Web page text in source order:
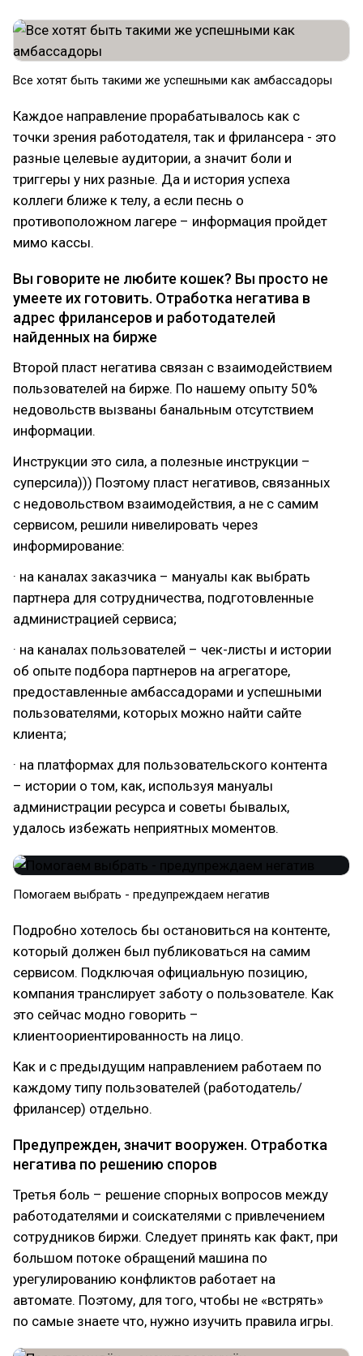
Все хотят быть такими же успешными как амбассадоры
Каждое направление прорабатывалось как с
точки зрения работодателя, так и фрилансера - это
разные целевые аудитории, а значит боли и
триггеры у них разные. Да и история успеха
коллеги ближе к телу, а если песнь о
противоположном лагере – информация пройдет
мимо кассы.
Вы говорите не любите кошек? Вы просто не
умеете их готовить. Отработка негатива в
адрес фрилансеров и работодателей
найденных на бирже
Второй пласт негатива связан с взаимодействием
пользователей на бирже. По нашему опыту 50%
недовольств вызваны банальным отсутствием
информации.
Инструкции это сила, а полезные инструкции –
суперсила))) Поэтому пласт негативов, связанных
с недовольством взаимодействия, а не с самим
сервисом, решили нивелировать через
информирование:
· на каналах заказчика – мануалы как выбрать
партнера для сотрудничества, подготовленные
администрацией сервиса;
· на каналах пользователей – чек-листы и истории
об опыте подбора партнеров на агрегаторе,
предоставленные амбассадорами и успешными
пользователями, которых можно найти сайте
клиента;
· на платформах для пользовательского контента
– истории о том, как, используя мануалы
администрации ресурса и советы бывалых,
удалось избежать неприятных моментов.
Помогаем выбрать - предупреждаем негатив
Подробно хотелось бы остановиться на контенте,
который должен был публиковаться на самим
сервисом. Подключая официальную позицию,
компания транслирует заботу о пользователе. Как
это сейчас модно говорить –
клиентоориентированность на лицо.
Как и с предыдущим направлением работаем по
каждому типу пользователей (работодатель/
фрилансер) отдельно.
Предупрежден, значит вооружен. Отработка
негатива по решению споров
Третья боль – решение спорных вопросов между
работодателями и соискателями с привлечением
сотрудников биржи. Следует принять как факт, при
большом потоке обращений машина по
урегулированию конфликтов работает на
автомате. Поэтому, для того, чтобы не «встрять»
по самые знаете что, нужно изучить правила игры.